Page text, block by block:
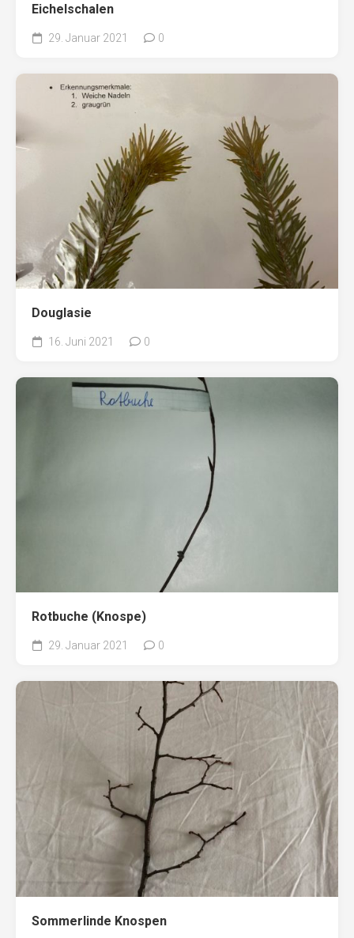
Eichelschalen
29. Januar 2021 0
Douglasie
16. Juni 2021 0
Rotbuche (Knospe)
29. Januar 2021 0
Sommerlinde Knospen